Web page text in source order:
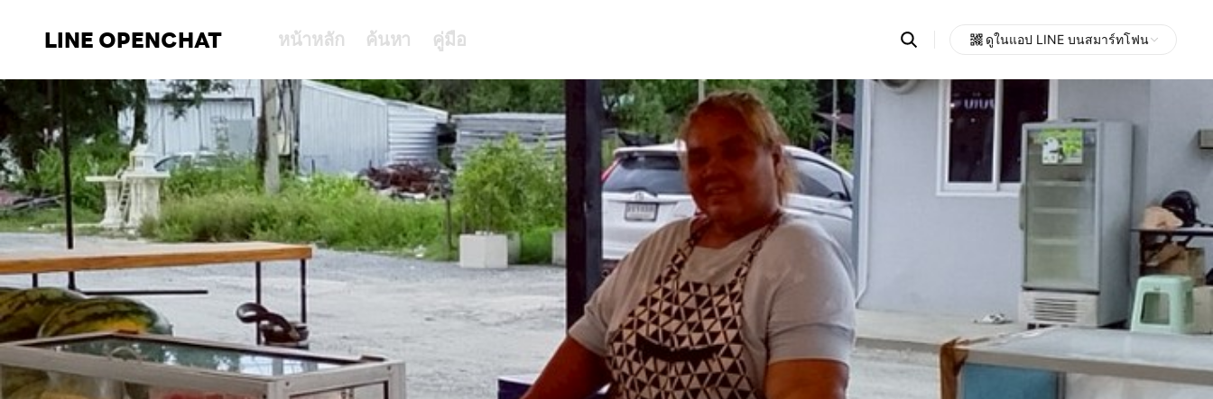
LINE OPENCHAT หน้าหลัก ค้นหา คู่มือ Search
OpenChats
messages
search
area
ดูในแอป LINE บนสมาร์ทโฟน